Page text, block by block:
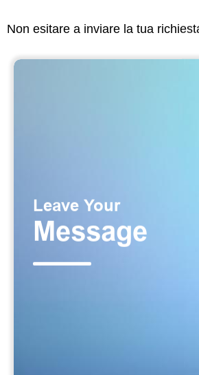
Non esitare a inviare la tua